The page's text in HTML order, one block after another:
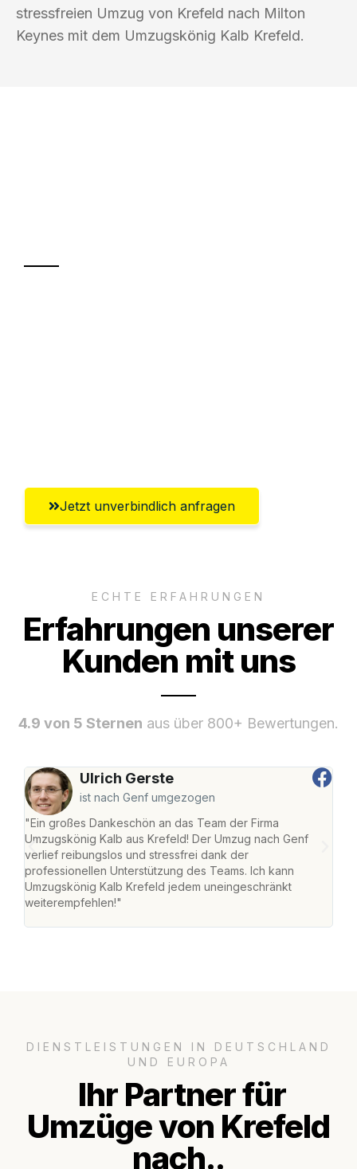
stressfreien Umzug von Krefeld nach Milton
Keynes mit dem Umzugskönig Kalb Krefeld.
Jetzt unverbindlich anfragen
ECHTE ERFAHRUNGEN
Erfahrungen unserer
Kunden mit uns
4.9 von 5 Sternen aus über 800+ Bewertungen.
Ulrich Gerste
ist nach Genf umgezogen
"Ein großes Dankeschön an das Team der Firma
Umzugskönig Kalb aus Krefeld! Der Umzug nach Genf
verlief reibungslos und stressfrei dank der
professionellen Unterstützung des Teams. Ich kann
Umzugskönig Kalb Krefeld jedem uneingeschränkt
weiterempfehlen!"
DIENSTLEISTUNGEN IN DEUTSCHLAND
UND EUROPA
Ihr Partner für
Umzüge von Krefeld
nach..